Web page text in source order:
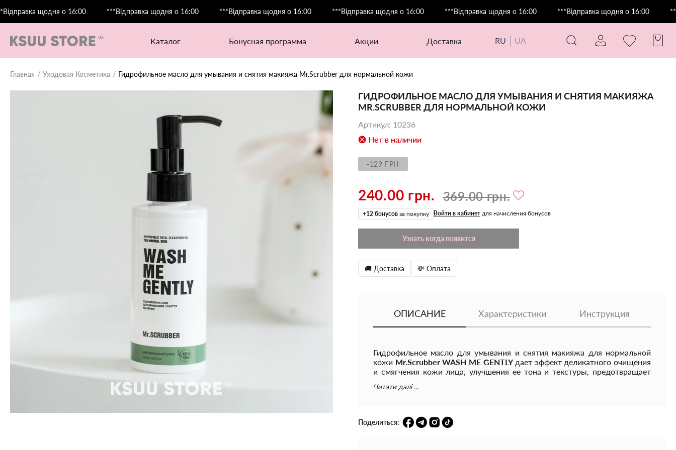
щодня о 16:00 ***Відправка щодня о 16:00 ***Відправка щодня о 16:00 ***Відправка щодня о 16:00 ***Відправка щодня о 16:00 ***Відправка щодня о 16:00
каталог бонусная программа акции доставка RU UA
Главная Уходовая Косметика Гидрофильное масло для умывания и снятия макияжа Mr.Scrubber для нормальной кожи
ГИДРОФИЛЬНОЕ МАСЛО ДЛЯ УМЫВАНИЯ И СНЯТИЯ МАКИЯЖА
MR.SCRUBBER ДЛЯ НОРМАЛЬНОЙ КОЖИ
Артикул: 10236
Нет в наличии
-129 ГРН
240.00 грн. 369.00 грн.
+12 бонусов за покупку Войти в кабинет для начисления бонусов
Узнать когда появится
🚚 Доставка 💸 Оплата
ОПИСАНИЕ Характеристики Инструкция
Гидрофильное масло для умывания и снятия макияжа для нормальной
кожи Mr.Scrubber WASH ME GENTLYдает эффект деликатного очищения
и смягчения кожи лица, улучшения ее тона и текстуры, предотвращает
дискомфорта, оставляет после себя приятное ощущение чистоты и
Масло бережно очищает без раздражений, растворяет жировые пробки и
все другие виды загрязнений, в том числе остатки макияжа и SPF-
Читати далі ...
Поделиться: